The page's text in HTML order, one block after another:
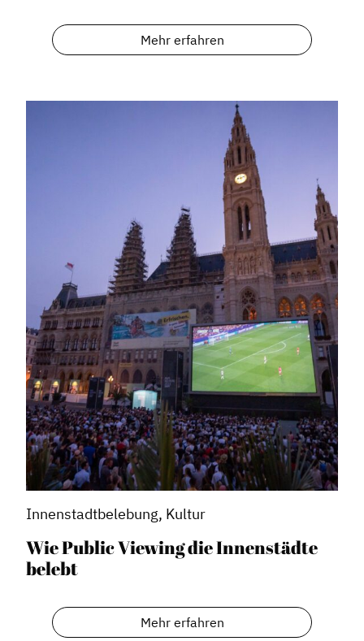
Mehr erfahren
Innenstadtbelebung, Kultur
Wie Public Viewing die Innenstädte
belebt
Mehr erfahren